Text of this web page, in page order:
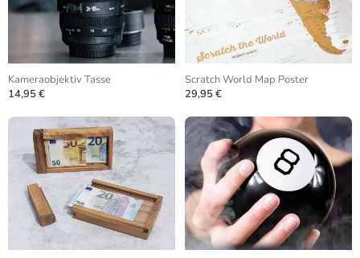
Kameraobjektiv Tasse
14,95 €
Scratch World Map Poster
29,95 €